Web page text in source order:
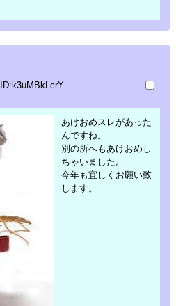
ID:k3uMBkLcrY
あけおめスレがあった
んですね。
別の所へもあけおめし
ちゃいました。
今年も宜しくお願い致
します。